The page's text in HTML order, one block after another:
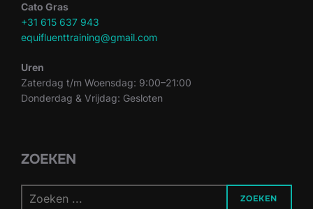
Cato Gras
+31 615 637 943
equifluenttraining@gmail.com
Uren
Zaterdag t/m Woensdag: 9:00–21:00
Donderdag & Vrijdag: Gesloten
ZOEKEN
ZOEKEN